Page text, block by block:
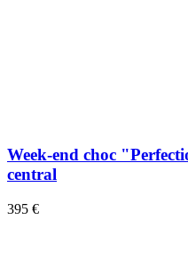
Week-end choc
central
395 €